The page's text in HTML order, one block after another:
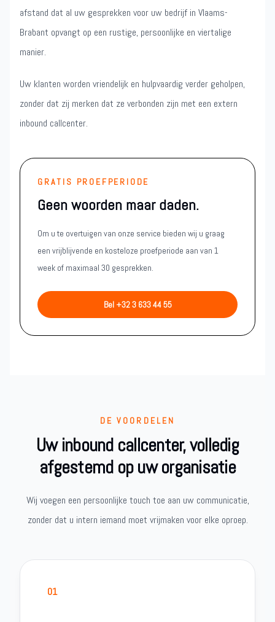
afstand dat al uw gesprekken voor uw bedrijf in Vlaams-
Brabant opvangt op een rustige, persoonlijke en viertalige
manier.
Uw klanten worden vriendelijk en hulpvaardig verder geholpen,
zonder dat zij merken dat ze verbonden zijn met een extern
inbound callcenter.
GRATIS PROEFPERIODE
Geen woorden maar daden.
Om u te overtuigen van onze service bieden wij u graag
een vrijblijvende en kosteloze proefperiode aan van 1
week of maximaal 30 gesprekken.
Bel +32 3 633 44 55
DE VOORDELEN
Uw inbound callcenter, volledig
afgestemd op uw organisatie
Wij voegen een persoonlijke touch toe aan uw communicatie,
zonder dat u intern iemand moet vrijmaken voor elke oproep.
01